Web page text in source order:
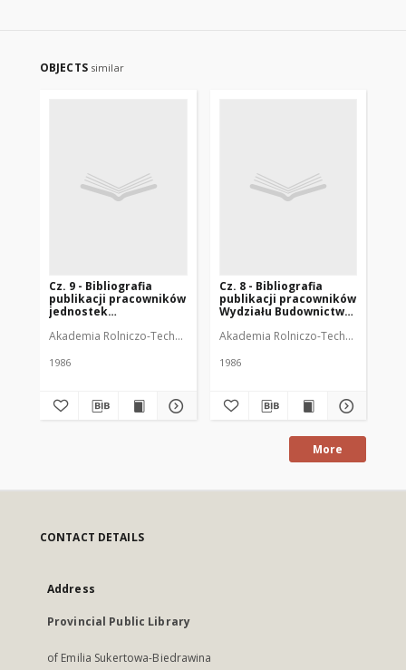
OBJECTS similar
Cz. 9 - Bibliografia
publikacji pracowników
jednostek
w Olsztynie za lata
Akademia Rolniczo-Techniczna W Olsztynie Strzyż Magdalena
1986
Cz. 8 - Bibliografia
publikacji pracowników
Wydziału Budownictwa
Olsztynie za lata 1980-
Akademia Rolniczo-Techniczna W
1986
More
CONTACT DETAILS
Address
Provincial Public Library
of Emilia Sukertowa-Biedrawina